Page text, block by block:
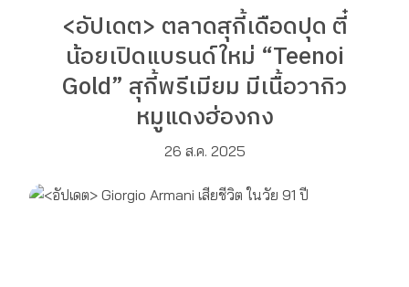
<อัปเดต> ตลาดสุกี้เดือดปุด ตี๋
น้อยเปิดแบรนด์ใหม่ “Teenoi
Gold” สุกี้พรีเมียม มีเนื้อวากิว
หมูแดงฮ่องกง
26 ส.ค. 2025